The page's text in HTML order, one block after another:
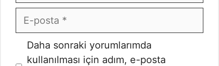
E-
posta
İnternet
sitesi
Daha sonraki yorumlarımda
kullanılması için adım, e-posta